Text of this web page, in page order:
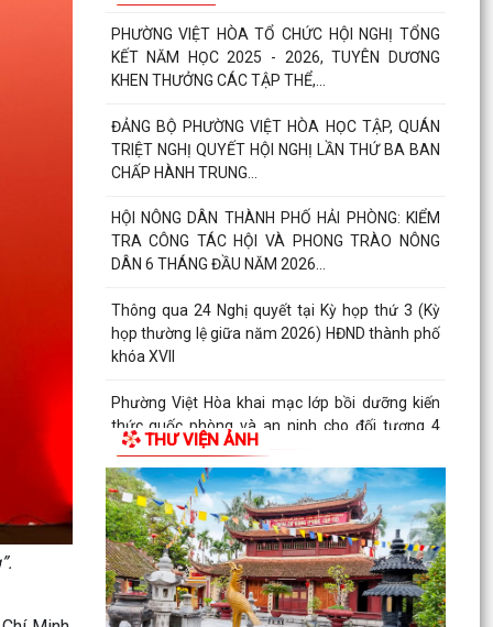
PHƯỜNG VIỆT HÒA TỔ CHỨC HỘI NGHỊ TỔNG
KẾT NĂM HỌC 2025 - 2026, TUYÊN DƯƠNG
KHEN THƯỞNG CÁC TẬP THỂ,...
ĐẢNG BỘ PHƯỜNG VIỆT HÒA HỌC TẬP, QUÁN
TRIỆT NGHỊ QUYẾT HỘI NGHỊ LẦN THỨ BA BAN
CHẤP HÀNH TRUNG...
HỘI NÔNG DÂN THÀNH PHỐ HẢI PHÒNG: KIỂM
TRA CÔNG TÁC HỘI VÀ PHONG TRÀO NÔNG
DÂN 6 THÁNG ĐẦU NĂM 2026...
Thông qua 24 Nghị quyết tại Kỳ họp thứ 3 (Kỳ
họp thường lệ giữa năm 2026) HĐND thành phố
khóa XVII
Phường Việt Hòa khai mạc lớp bồi dưỡng kiến
thức quốc phòng và an ninh cho đối tượng 4
năm 2026
Thành phố đặt mục tiêu giữ vững nhóm 5, phấn
đấu vào nhóm 3 cả nước về Chỉ số PCI đến năm
2030
Bảo đảm thực hiện chính sách bảo hiểm y tế đối
với học sinh, sinh viên năm học 2026-2027
THƯ VIỆN ẢNH